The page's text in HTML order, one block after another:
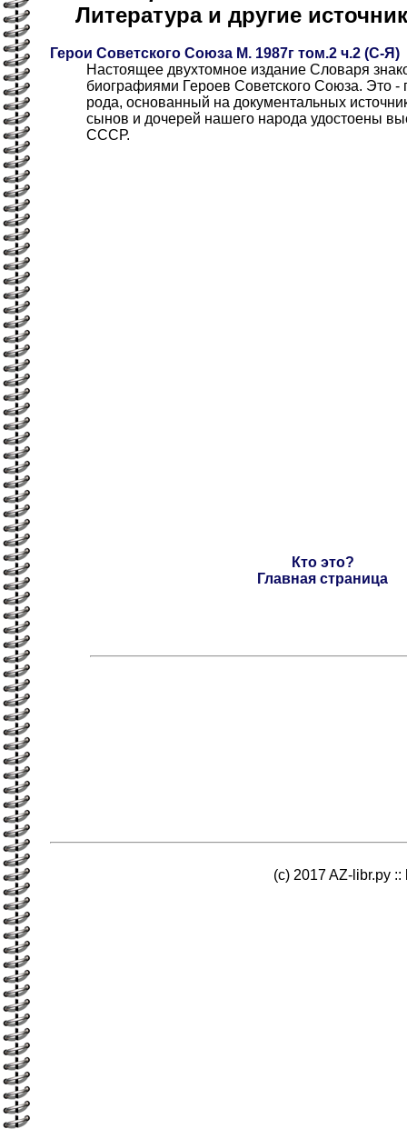
Литература и другие
Герои Советского Союза М. 1987г том.2 ч.2 (С-Я)
Настоящее двухтомное издание Словаря
биографиями Героев Советского Союза. Это -
рода, основанный на документальных
сынов и дочерей нашего народа удостоены
СССР.
Кто это?
Главная страница
(c) 2017 AZ-libr.ру ::